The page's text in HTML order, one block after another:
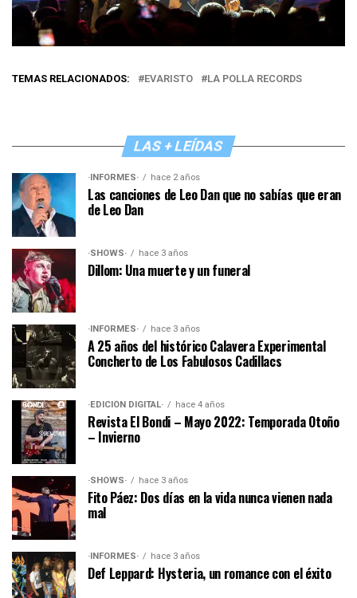
TEMAS RELACIONADOS: EVARISTO LA POLLA RECORDS
LAS + LEÍDAS
·INFORMES· hace 2 años
Las canciones de Leo Dan que no sabías que eran
de Leo Dan
·SHOWS· hace 3 años
Dillom: Una muerte y un funeral
·INFORMES· hace 3 años
A 25 años del histórico Calavera Experimental
Concherto de Los Fabulosos Cadillacs
·EDICIÓN DIGITAL· hace 4 años
Revista El Bondi – Mayo 2022: Temporada Otoño
– Invierno
·SHOWS· hace 3 años
Fito Páez: Dos días en la vida nunca vienen nada
mal
·INFORMES· hace 3 años
Def Leppard: Hysteria, un romance con el éxito